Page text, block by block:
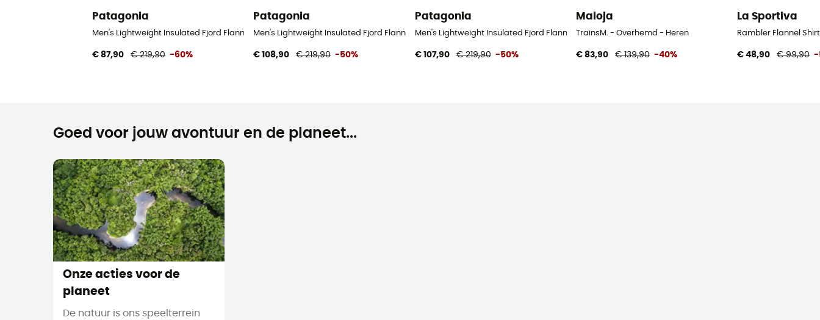
Patagonia
Men's Lightweight Insulated Fjord Flannel Shirt - Overhemd - Heren
€ 87,90 € 219,90 -60%
Patagonia
Men's Lightweight Insulated Fjord Flannel Shirt - Overhemd - Heren
€ 108,90 € 219,90 -50%
Patagonia
Men's Lightweight Insulated Fjord Flannel Shirt - Overhemd - Heren
€ 107,90 € 219,90 -50%
Maloja
TrainsM. - Overhemd - Heren
€ 83,90 € 139,90 -40%
La Sportiva
Rambler Flannel
€ 48,90 € 99,90 -
Goed voor jouw avontuur en de planeet...
Onze acties voor de
planeet
De natuur is ons speelterrein